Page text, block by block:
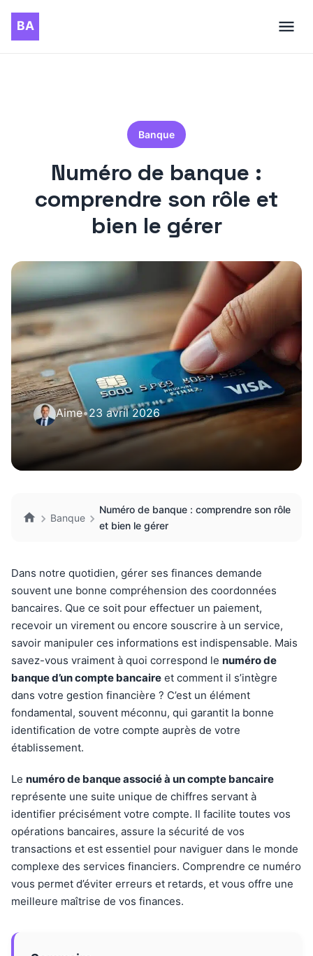
Banque
Numéro de banque :
comprendre son rôle et
bien le gérer
Aime•23 avril 2026
Banque
Numéro de banque : comprendre son rôle
et bien le gérer
Dans notre quotidien, gérer ses finances demande
souvent une bonne compréhension des coordonnées
bancaires. Que ce soit pour effectuer un paiement,
recevoir un virement ou encore souscrire à un service,
savoir manipuler ces informations est indispensable. Mais
savez-vous vraiment à quoi correspond le numéro de
banque d’un compte bancaire et comment il s’intègre
dans votre gestion financière ? C’est un élément
fondamental, souvent méconnu, qui garantit la bonne
identification de votre compte auprès de votre
établissement.
Le numéro de banque associé à un compte bancaire
représente une suite unique de chiffres servant à
identifier précisément votre compte. Il facilite toutes vos
opérations bancaires, assure la sécurité de vos
transactions et est essentiel pour naviguer dans le monde
complexe des services financiers. Comprendre ce numéro
vous permet d’éviter erreurs et retards, et vous offre une
meilleure maîtrise de vos finances.